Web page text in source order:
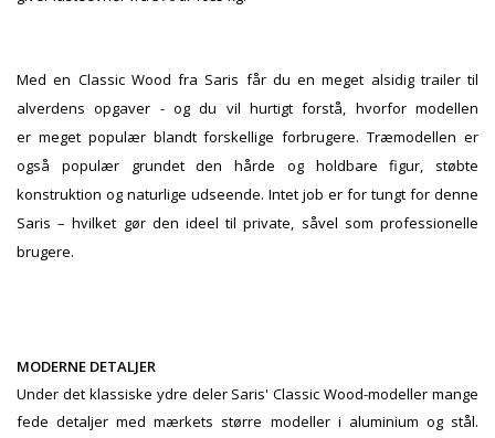
Med en Classic Wood fra Saris får du en meget alsidig trailer til
alverdens opgaver - og du vil hurtigt forstå, hvorfor modellen
er meget populær blandt forskellige forbrugere. Træmodellen er
også populær grundet den hårde og holdbare figur, støbte
konstruktion og naturlige udseende. Intet job er for tungt for denne
Saris – hvilket gør den ideel til private, såvel som professionelle
brugere.
MODERNE DETALJER
Under det klassiske ydre deler Saris' Classic Wood-modeller mange
fede detaljer med mærkets større modeller i aluminium og stål.